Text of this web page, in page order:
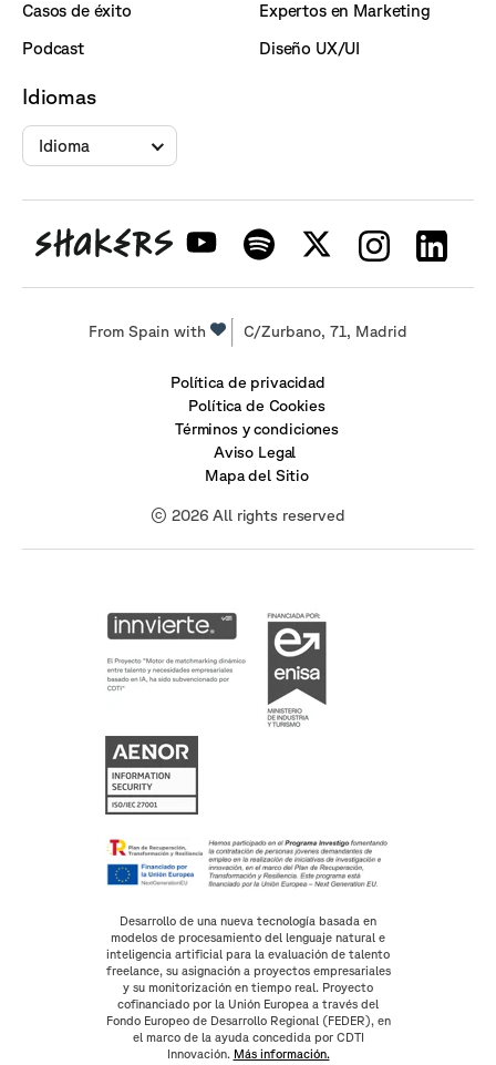
Casos de éxito
Podcast
Expertos en Marketing
Diseño UX/UI
Idiomas
Idioma
From Spain with C/Zurbano, 71, Madrid
Política de privacidad
Política de Cookies
Términos y condiciones
Aviso Legal
Mapa del Sitio
© 2026 All rights reserved
Desarrollo de una nueva tecnología basada en
modelos de procesamiento del lenguaje natural e
inteligencia artificial para la evaluación de talento
freelance, su asignación a proyectos empresariales
y su monitorización en tiempo real. Proyecto
cofinanciado por la Unión Europea a través del
Fondo Europeo de Desarrollo Regional (FEDER), en
el marco de la ayuda concedida por CDTI
Innovación. Más información.